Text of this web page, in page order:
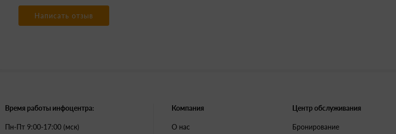
Написать отзыв
Время работы инфоцентра:
Пн-Пт 9:00-17:00 (мск)
Компания
О нас
Центр обслуживания
Бронирование